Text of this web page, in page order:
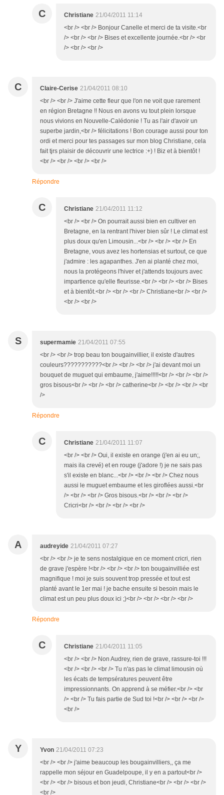
C Christiane 21/04/2011 11:14
<br /> <br /> Bonjour Canelle et merci de ta visite.<br
/> <br /> <br /> Bises et excellente journée.<br /> <br
/> <br /> <br />
C Claire-Cerise 21/04/2011 08:10
<br /> <br /> J'aime cette fleur que l'on ne voit que rarement
en région Bretagne !! Nous en avons vu tout plein lorsque
nous vivions en Nouvelle-Calédonie ! Tu as l'air d'avoir un
superbe jardin,<br /> félicitations ! Bon courage aussi pour ton
ordi et merci pour tes passages sur mon blog Christiane, cela
fait tjrs plaisir de découvrir une lectrice :+) ! Biz et à bientôt !
<br /> <br /> <br /> <br />
Répondre
C Christiane 21/04/2011 11:12
<br /> <br /> On pourrait aussi bien en cultiver en
Bretagne, en la rentrant l'hiver bien sûr ! Le climat est
plus doux qu'en Limousin...<br /> <br /> <br /> En
Bretagne, vous avez les hortensias et surtout, ce que
j'admire : les agapanthes. J'en ai planté chez moi,
nous la protégeons l'hiver et j'attends toujours avec
impartience qu'elle fleurisse.<br /> <br /> <br /> Bises
et à bientôt.<br /> <br /> <br /> Christiane<br /> <br />
<br /> <br />
S supermamie 21/04/2011 07:55
<br /> <br /> trop beau ton bougainvillier, il existe d'autres
couleurs???????????<br /> <br /> <br /> j'ai devant moi un
bouquet de muguet qui embaume, j'aime!!!!!<br /> <br /> <br />
gros bisous<br /> <br /> <br /> catherine<br /> <br /> <br /> <br
/>
Répondre
C Christiane 21/04/2011 11:07
<br /> <br /> Oui, il existe en orange (j'en ai eu un;,
mais ila crevé) et en rouge (j'adore !) je ne sais pas
s'il existe en blanc...<br /> <br /> <br /> Chez nous
aussi le muguet embaume et les giroflées aussi.<br
/> <br /> <br /> Gros bisous.<br /> <br /> <br />
Cricri<br /> <br /> <br /> <br />
A audreyide 21/04/2011 07:27
<br /> <br /> je te sens nostalgique en ce moment cricri, rien
de grave j'espère !<br /> <br /> <br /> ton bougainvilliée est
magnifique ! moi je suis souvent trop pressée et tout est
planté avant le 1er mai ! je bache ensuite si besoin mais le
climat est un peu plus doux ici ;)<br /> <br /> <br /> <br />
Répondre
C Christiane 21/04/2011 11:05
<br /> <br /> Non Audrey, rien de grave, rassure-toi !!!
<br /> <br /> <br /> Tu n'as pas le climat limousin où
les écats de tempsératures peuvent être
impressionnants. On apprend à se méfier.<br /> <br
/> <br /> Tu fais partie de Sud toi !<br /> <br /> <br />
<br />
Y Yvon 21/04/2011 07:23
<br /> <br /> j'aime beaucoup les bougainvilliers,, ça me
rappelle mon séjour en Guadelpoupe, il y en a partout<br />
<br /> <br /> bisous et bon jeudi, Christiane<br /> <br /> <br />
<br />